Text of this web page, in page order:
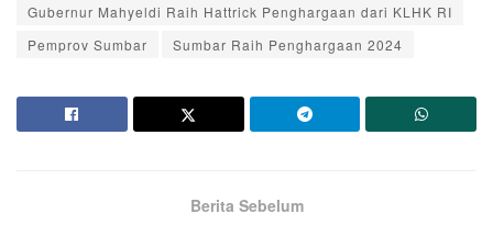
Gubernur Mahyeldi Raih Hattrick Penghargaan dari KLHK RI
Pemprov Sumbar
Sumbar Raih Penghargaan 2024
Berita Sebelum